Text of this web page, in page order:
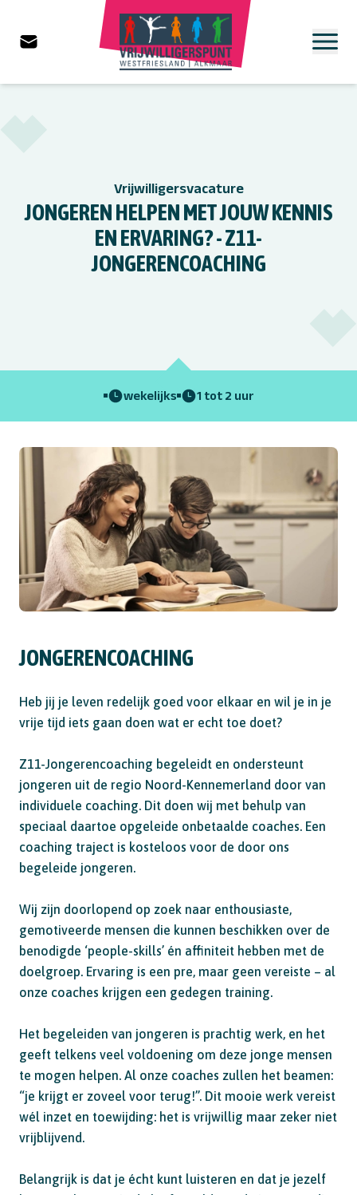
Vrijwilligersvacature
JONGEREN HELPEN MET JOUW KENNIS
EN ERVARING? - Z11-
JONGERENCOACHING
wekelijks 1 tot 2 uur
JONGERENCOACHING
Heb jij je leven redelijk goed voor elkaar en wil je in je
vrije tijd iets gaan doen wat er echt toe doet?
Z11-Jongerencoaching begeleidt en ondersteunt
jongeren uit de regio Noord-Kennemerland door van
individuele coaching. Dit doen wij met behulp van
speciaal daartoe opgeleide onbetaalde coaches. Een
coaching traject is kosteloos voor de door ons
begeleide jongeren.
Wij zijn doorlopend op zoek naar enthousiaste,
gemotiveerde mensen die kunnen beschikken over de
benodigde ‘people-skills’ én affiniteit hebben met de
doelgroep. Ervaring is een pre, maar geen vereiste – al
onze coaches krijgen een gedegen training.
Het begeleiden van jongeren is prachtig werk, en het
geeft telkens veel voldoening om deze jonge mensen
te mogen helpen. Al onze coaches zullen het beamen:
“je krijgt er zoveel voor terug!”. Dit mooie werk vereist
wél inzet en toewijding: het is vrijwillig maar zeker niet
vrijblijvend.
Belangrijk is dat je écht kunt luisteren en dat je jezelf